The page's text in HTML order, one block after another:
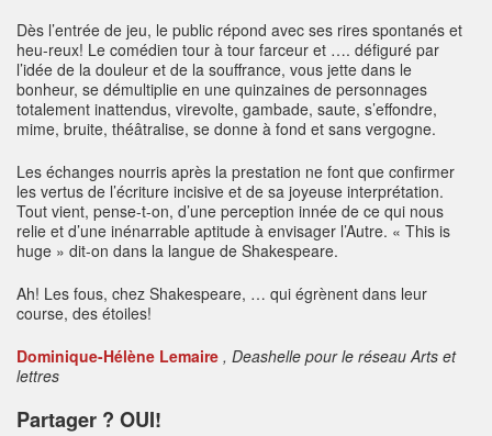
Dès l’entrée de jeu, le public répond avec ses rires spontanés et
heu-reux! Le comédien tour à tour farceur et …. défiguré par
l’idée de la douleur et de la souffrance, vous jette dans le
bonheur, se démultiplie en une quinzaines de personnages
totalement inattendus, virevolte, gambade, saute, s’effondre,
mime, bruite, théâtralise, se donne à fond et sans vergogne.
Les échanges nourris après la prestation ne font que confirmer
les vertus de l’écriture incisive et de sa joyeuse interprétation.
Tout vient, pense-t-on, d’une perception innée de ce qui nous
relie et d’une inénarrable aptitude à envisager l’Autre. « This is
huge » dit-on dans la langue de Shakespeare.
Ah! Les fous, chez Shakespeare, … qui égrènent dans leur
course, des étoiles!
Dominique-Hélène Lemaire , Deashelle pour le réseau Arts et
lettres
Partager ? OUI!